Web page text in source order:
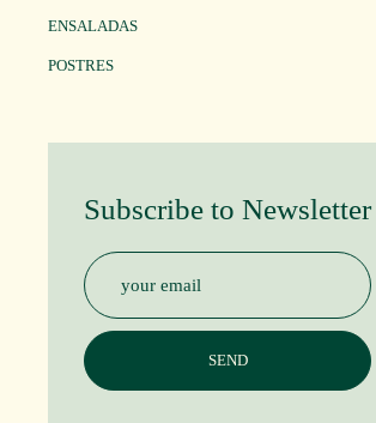
ENSALADAS
POSTRES
Subscribe to Newsletter